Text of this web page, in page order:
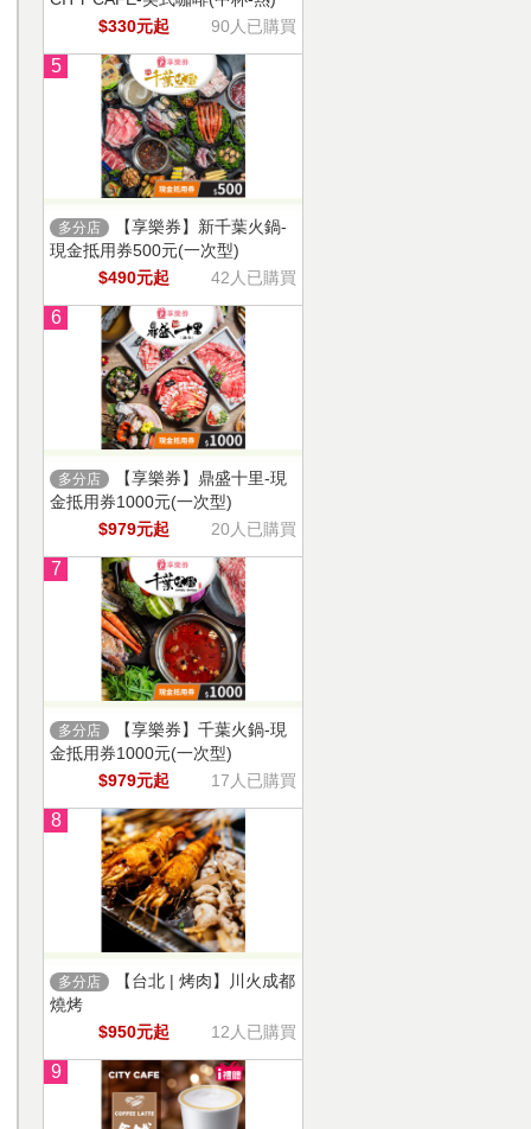
$330元起
90人已購買
5
多分店
【享樂券】新千葉火鍋-
現金抵用券500元(一次型)
$490元起
42人已購買
6
多分店
【享樂券】鼎盛十里-現
金抵用券1000元(一次型)
$979元起
20人已購買
7
多分店
【享樂券】千葉火鍋-現
金抵用券1000元(一次型)
$979元起
17人已購買
8
多分店
【台北 | 烤肉】川火成都
燒烤
$950元起
12人已購買
9